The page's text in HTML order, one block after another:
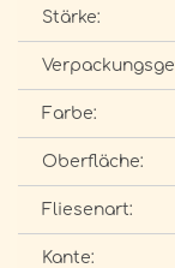
Stärke:
Farbe:
Oberfläche:
Fliesenart:
Kante: